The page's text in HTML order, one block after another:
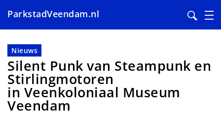
en
naar
de
inhoud
gaan
ParkstadVeendam.nl
Nieuws
Silent Punk van Steampunk en
Stirlingmotoren
in Veenkoloniaal Museum
Veendam